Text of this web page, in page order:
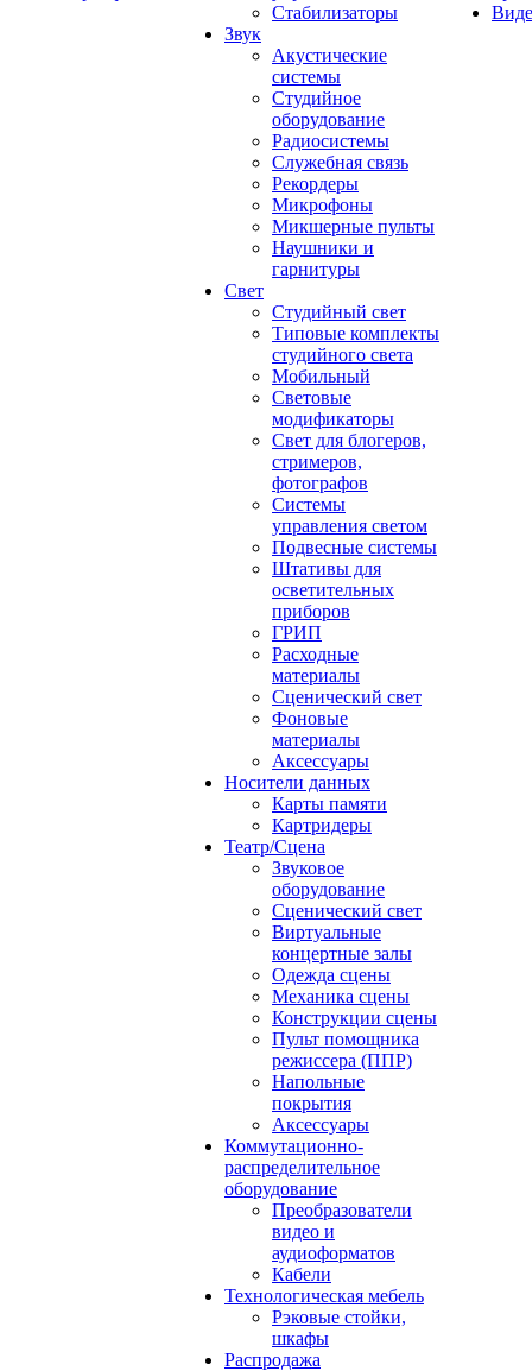
Стабилизаторы
Звук
Акустические
системы
Студийное
оборудование
Радиосистемы
Служебная связь
Рекордеры
Микрофоны
Микшерные пульты
Наушники и
гарнитуры
Свет
Студийный свет
Типовые комплекты
студийного света
Мобильный
Световые
модификаторы
Свет для блогеров,
стримеров,
фотографов
Системы
управления светом
Подвесные системы
Штативы для
осветительных
приборов
ГРИП
Расходные
материалы
Сценический свет
Фоновые
материалы
Аксессуары
Носители данных
Карты памяти
Картридеры
Театр/Сцена
Звуковое
оборудование
Сценический свет
Виртуальные
концертные залы
Одежда сцены
Механика сцены
Конструкции сцены
Пульт помощника
режиссера (ППР)
Напольные
покрытия
Аксессуары
Коммутационно-
распределительное
оборудование
Преобразователи
видео и
аудиоформатов
Кабели
Технологическая мебель
Рэковые стойки,
шкафы
Распродажа